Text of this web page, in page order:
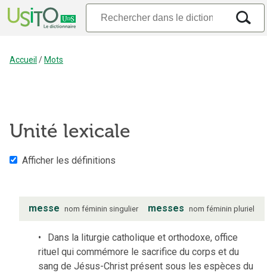
Accueil / Mots
Unité lexicale
Afficher les définitions
messe nom féminin singulier messes nom féminin pluriel
Dans la liturgie catholique et orthodoxe, office
rituel qui commémore le sacrifice du corps et du
sang de Jésus-Christ présent sous les espèces du